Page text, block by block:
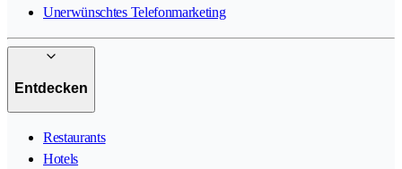
Unerwünschtes Telefonmarketing
Entdecken
Restaurants
Hotels